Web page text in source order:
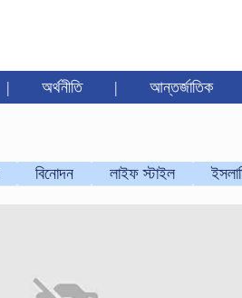
| অর্থনীতি | আন্তর্জাতিক
বিনোদন লাইফ স্টাইল